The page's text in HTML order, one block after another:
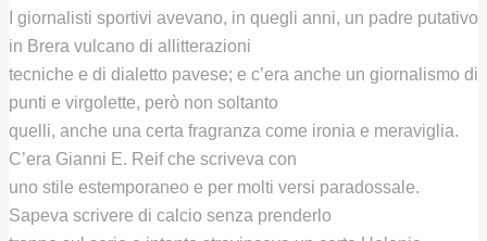
I giornalisti sportivi avevano, in quegli anni, un padre putativo
in Brera vulcano di allitterazioni
tecniche e di dialetto pavese; e c’era anche un giornalismo di
punti e virgolette, però non soltanto
quelli, anche una certa fragranza come ironia e meraviglia.
C’era Gianni E. Reif che scriveva con
uno stile estemporaneo e per molti versi paradossale.
Sapeva scrivere di calcio senza prenderlo